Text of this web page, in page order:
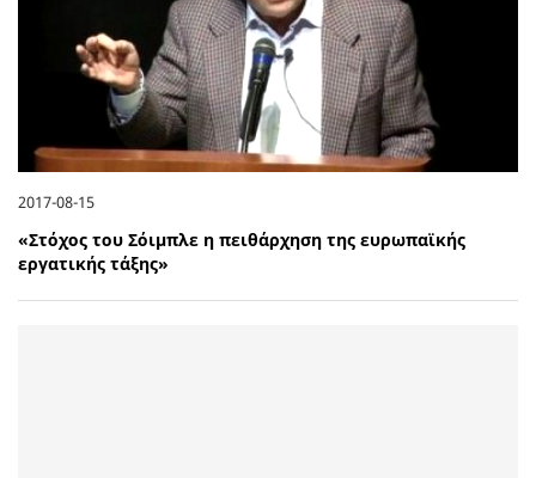
2017-08-15
«Στόχος του Σόιμπλε η πειθάρχηση της ευρωπαϊκής
εργατικής τάξης»